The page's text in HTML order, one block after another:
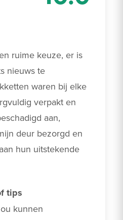
ruime keuze, er is
nieuws te
waren bij elke
verpakt en
aan,
deur bezorgd en
hun uitstekende
tips
kunnen